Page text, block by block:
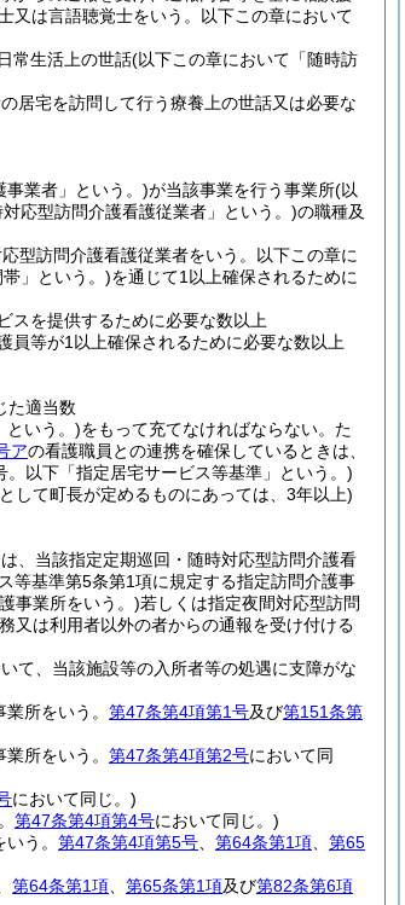
又は言語聴覚士をいう。以下この章において
常生活上の世話(以下この章において「随時訪
居宅を訪問して行う療養上の世話又は必要な
事業者」という。)が当該事業を行う事業所(以
応型訪問介護看護従業者」という。)の職種及
型訪問介護看護従業者をいう。以下この章に
」という。)を通じて1以上確保されるために
スを提供するために必要な数以上
等が1以上確保されるために必要な数以上
た適当数
という。)をもって充てなければならない。 た
アの看護職員との連携を確保しているときは、
以下「指定居宅サービス等基準」という。)
して町長が定めるものにあっては、3年以上)
、当該指定定期巡回・随時対応型訪問介護看
等基準第5条第1項に規定する指定訪問介護事
事業所をいう。)若しくは指定夜間対応型訪問
又は利用者以外の者からの通報を受け付ける
て、当該施設等の入所者等の処遇に支障がな
所をいう。 第47条第4項第1号及び第151条第
所をいう。 第47条第4項第2号において同
において同じ。)
第47条第4項第4号において同じ。)
う。 第47条第4項第5号 第64条第1項
第65
第64条第1項 第65条第1項及び第82条第6項